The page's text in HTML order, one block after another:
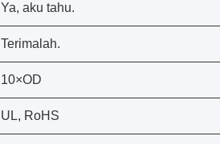
Ya, aku tahu.
Terimalah.
10×OD
UL, RoHS